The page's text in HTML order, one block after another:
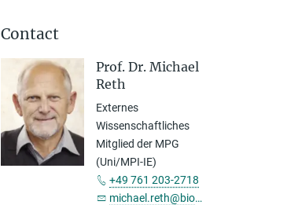
Contact
Prof. Dr. Michael
Reth
Externes
Wissenschaftliches
Mitglied der MPG
(Uni/MPI-IE)
+49 761 203-2718
michael.reth@bioss.uni-freiburg.de